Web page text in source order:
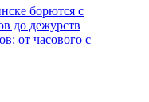
борются с
до дежурств
от часового с